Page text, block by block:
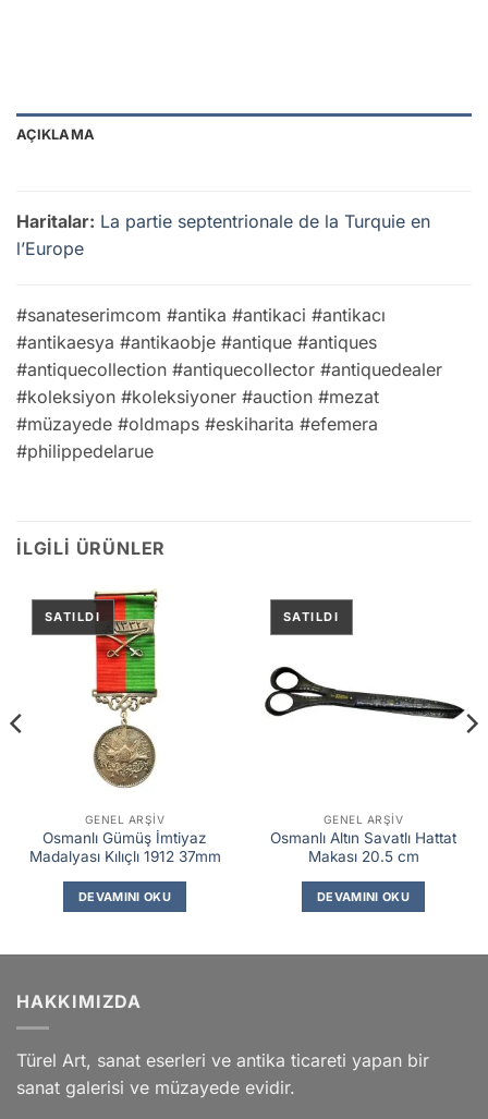
AÇIKLAMA
Haritalar: La partie septentrionale de la Turquie en
l’Europe
#sanateserimcom #antika #antikaci #antikacı
#antikaesya #antikaobje #antique #antiques
#antiquecollection #antiquecollector #antiquedealer
#koleksiyon #koleksiyoner #auction #mezat
#müzayede #oldmaps #eskiharita #efemera
#philippedelarue
İLGILI ÜRÜNLER
GENEL ARŞIV
Osmanlı Gümüş İmtiyaz
Madalyası Kılıçlı 1912 37mm
DEVAMINI OKU
GENEL ARŞIV
Osmanlı Altın Savatlı Hattat
Makası 20.5 cm
DEVAMINI OKU
HAKKIMIZDA
Türel Art, sanat eserleri ve antika ticareti yapan bir
sanat galerisi ve müzayede evidir.